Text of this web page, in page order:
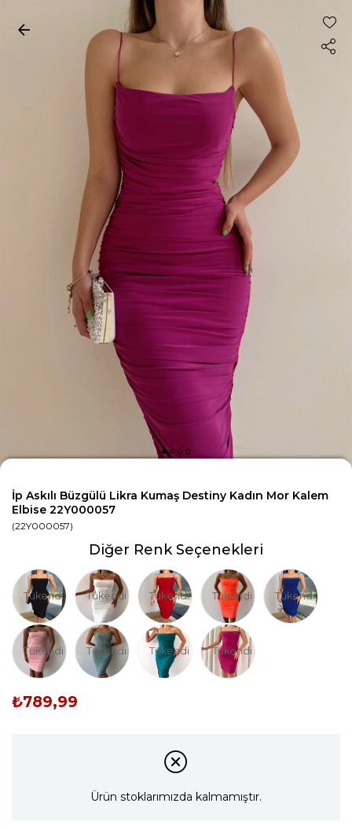
İp Askılı Büzgülü Likra Kumaş Destiny Kadın Mor Kalem
Elbise 22Y000057
(22Y000057)
Diğer Renk Seçenekleri
Tükendi Tükendi Tükendi Tükendi Tükendi
Tükendi Tükendi Tükendi Tükendi
₺789,99
Ürün stoklarımızda kalmamıştır.